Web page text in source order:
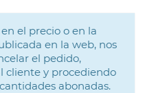
el precio o en la
en la web, nos
el pedido,
cliente y procediendo
abonadas.